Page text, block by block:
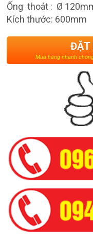
Ống thoát : Ø
Kích thước: 600mm
ĐẶT
Mua hàng nhanh